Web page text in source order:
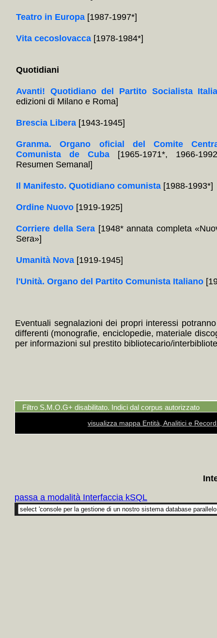
Teatro in Europa [1987-1997*]
Vita cecoslovacca [1978-1984*]
Quotidiani
Avanti! Quotidiano del Partito Socialista
edizioni di Milano e Roma]
Brescia Libera [1943-1945]
Granma. Organo oficial del Comite
Comunista de Cuba [1965-1971*, 1966-
Resumen Semanal]
Il Manifesto. Quotidiano comunista [1988-1993*]
Ordine Nuovo [1919-1925]
Corriere della Sera [1948* annata completa
Sera»]
Umanità Nova [1919-1945]
l'Unità. Organo del Partito Comunista Italiano
Eventuali segnalazioni dei propri interessi
differenti (monografie, enciclopedie, materiale
per informazioni sul prestito bibliotecario/
Filtro S.M.O.G+ disabilitato. Indici dal corpus autorizzato
visualizza mappa Entità, Analitici e
passa a modalità Interfaccia kSQL